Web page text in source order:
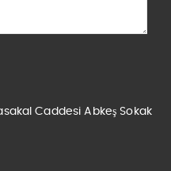
Caddesi Abkeş Sokak